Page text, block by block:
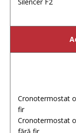
Cronotermostat
fir
Cronotermostat